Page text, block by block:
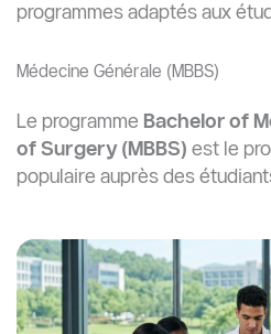
programmes adaptés aux
Médecine Générale (MBBS)
Le programme Bachelor of
of Surgery (MBBS) est le
populaire auprès des